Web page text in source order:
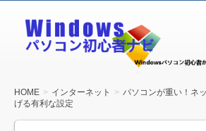
Windows
パソコン
HOME インターネット
パソコンが重い！ネ
げる有利な設定